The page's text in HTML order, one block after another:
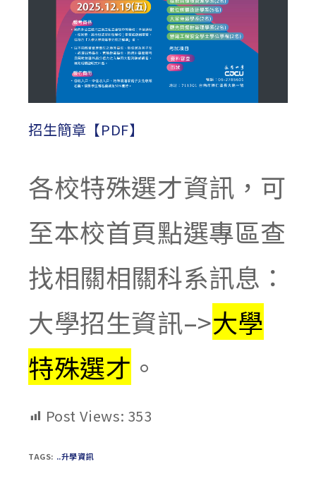
招生簡章【PDF】
各校特殊選才資訊，可
至本校首頁點選專區查
找相關相關科系訊息：
大學招生資訊–>大學
特殊選才 。
Post Views: 353
TAGS: ..升學資訊